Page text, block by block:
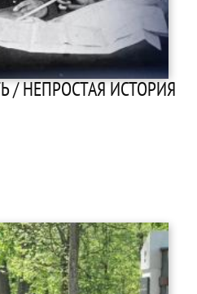
/ НЕПРОСТАЯ ИСТОРИЯ